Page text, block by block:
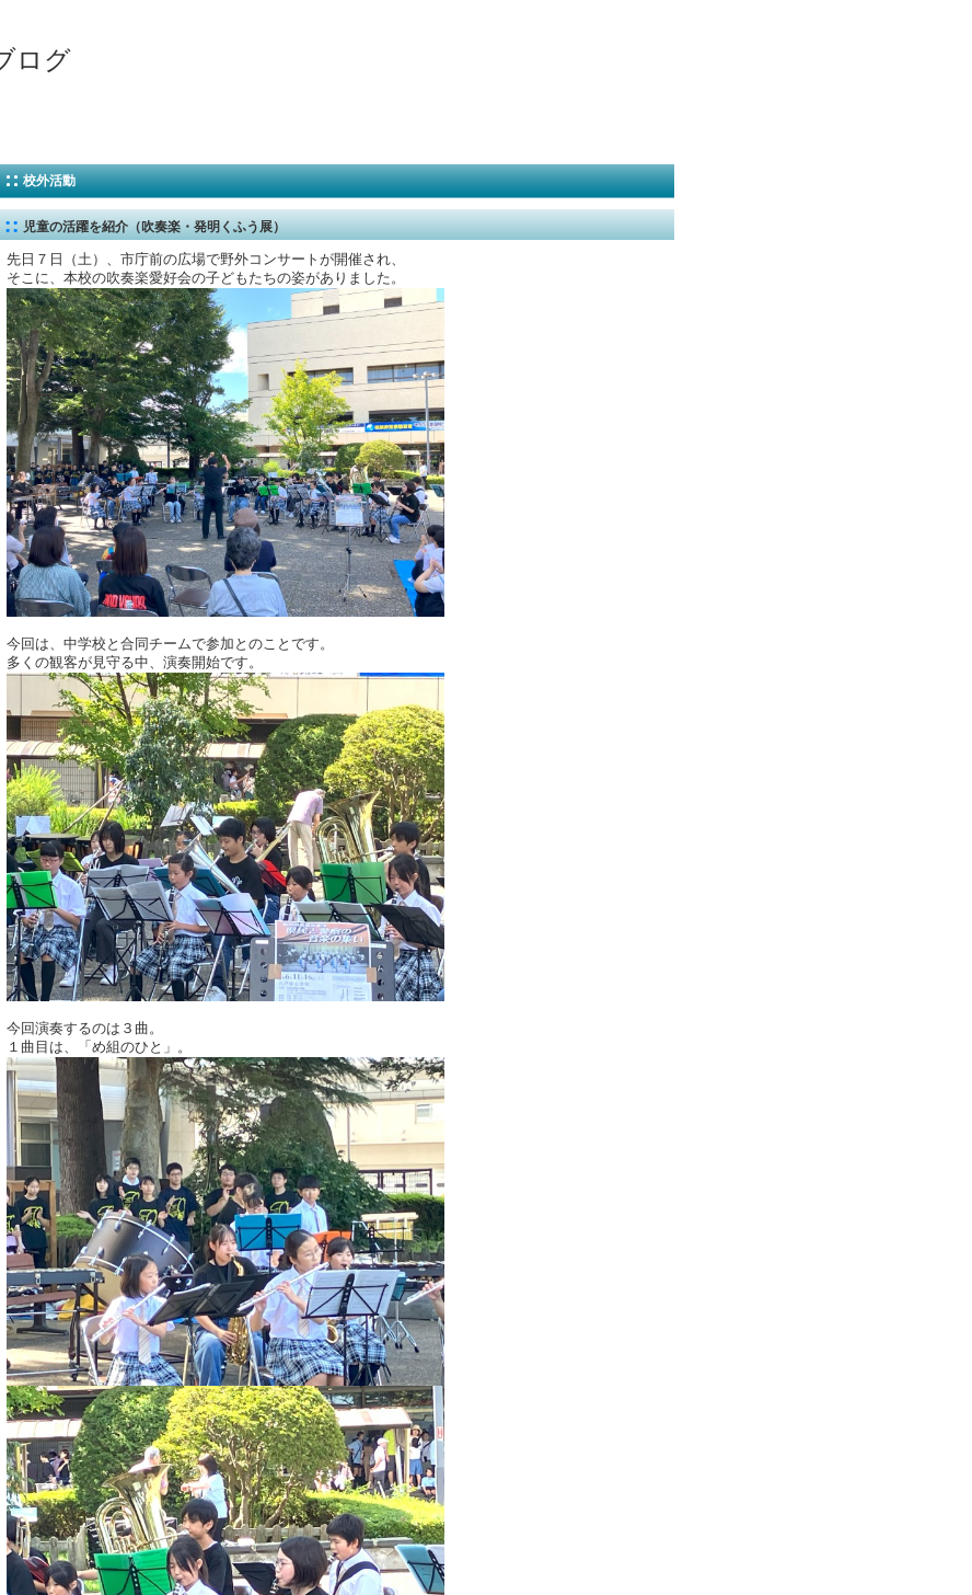
ログ
校外活動
児童の活躍を紹介（吹奏楽・発明くふう展）
先日７日（土）、市庁前の広場で野外コンサートが開催され、
そこに、本校の吹奏楽愛好会の子どもたちの姿がありました。
今回は、中学校と合同チームで参加とのことです。
多くの観客が見守る中、演奏開始です。
今回演奏するのは３曲。
１曲目は、「め組のひと」。